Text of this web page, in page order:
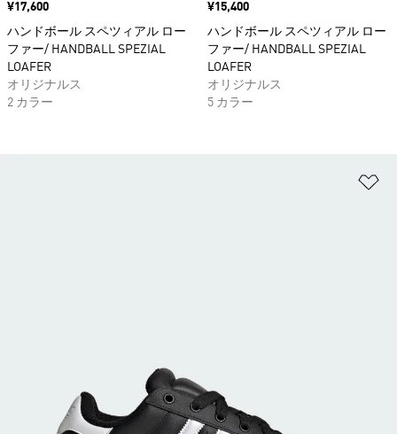
価格
¥17,600
ハンドボール スペツィアル ロー
ファー/ HANDBALL SPEZIAL
LOAFER
オリジナルス
2 カラー
価格
¥15,400
ハンドボール スペツィアル ロー
ファー/ HANDBALL SPEZIAL
LOAFER
オリジナルス
5 カラー